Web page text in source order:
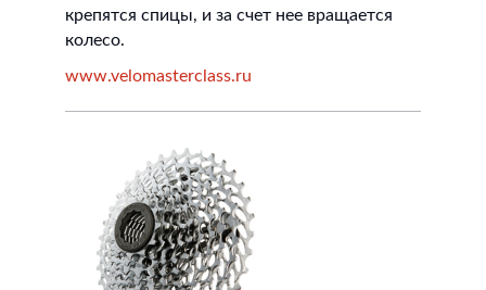
крепятся спицы, и за счет нее вращается
колесо.
www.velomasterclass.ru